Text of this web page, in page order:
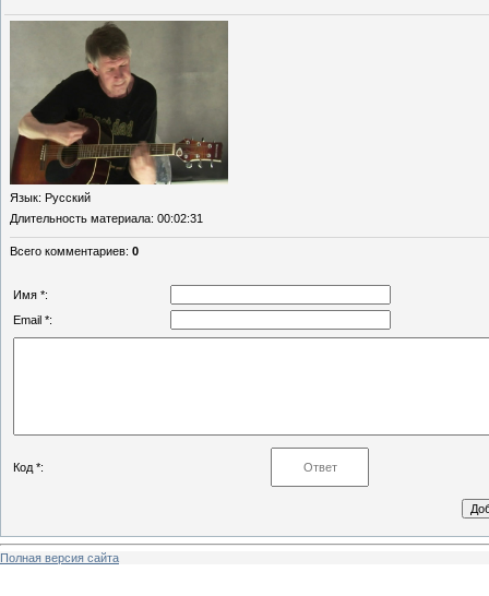
Язык: Русский
Длительность материала: 00:02:31
Всего комментариев: 0
Имя *:
Email *:
Код *:
Полная версия сайта